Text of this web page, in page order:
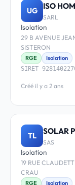
UG ISO
SARL
Isolation
29 B AVENUE
SISTERON
RGE
Isolation
SIRET
Créé il y a 2 ans
TL SOLAR
SAS
Isolation
19 RUE
CRAU
RGE
Isolation